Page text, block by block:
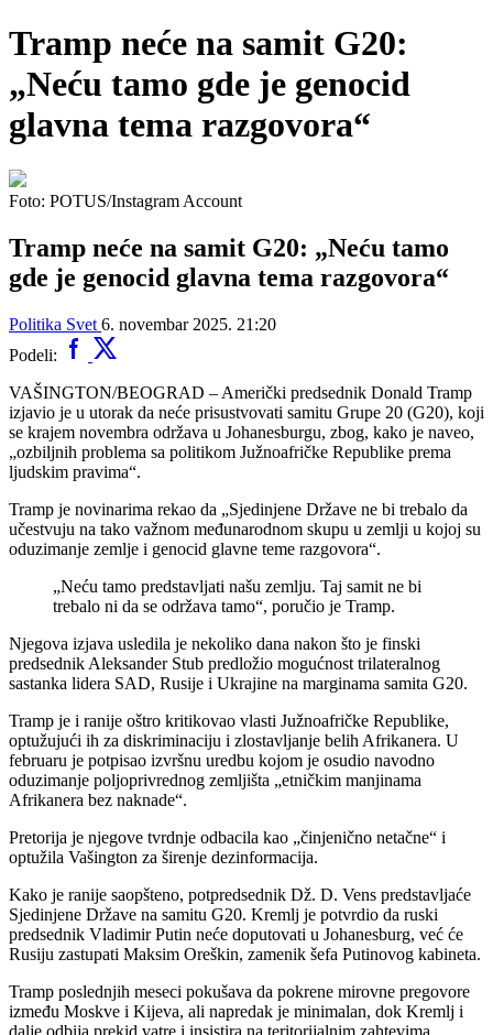
Tramp neće na samit G20:
„Neću tamo gde je genocid
glavna tema razgovora“
Foto: POTUS/Instagram Account
Tramp neće na samit G20: „Neću tamo
gde je genocid glavna tema razgovora“
Politika Svet 6. novembar 2025. 21:20
Podeli:
VAŠINGTON/BEOGRAD – Američki predsednik Donald Tramp
izjavio je u utorak da neće prisustvovati samitu Grupe 20 (G20), koji
se krajem novembra održava u Johanesburgu, zbog, kako je naveo,
„ozbiljnih problema sa politikom Južnoafričke Republike prema
ljudskim pravima“.
Tramp je novinarima rekao da „Sjedinjene Države ne bi trebalo da
učestvuju na tako važnom međunarodnom skupu u zemlji u kojoj su
oduzimanje zemlje i genocid glavne teme razgovora“.
„Neću tamo predstavljati našu zemlju. Taj samit ne bi
trebalo ni da se održava tamo“, poručio je Tramp.
Njegova izjava usledila je nekoliko dana nakon što je finski
predsednik Aleksander Stub predložio mogućnost trilateralnog
sastanka lidera SAD, Rusije i Ukrajine na marginama samita G20.
Tramp je i ranije oštro kritikovao vlasti Južnoafričke Republike,
optužujući ih za diskriminaciju i zlostavljanje belih Afrikanera. U
februaru je potpisao izvršnu uredbu kojom je osudio navodno
oduzimanje poljoprivrednog zemljišta „etničkim manjinama
Afrikanera bez naknade“.
Pretorija je njegove tvrdnje odbacila kao „činjenično netačne“ i
optužila Vašington za širenje dezinformacija.
Kako je ranije saopšteno, potpredsednik Dž. D. Vens predstavljaće
Sjedinjene Države na samitu G20. Kremlj je potvrdio da ruski
predsednik Vladimir Putin neće doputovati u Johanesburg, već će
Rusiju zastupati Maksim Oreškin, zamenik šefa Putinovog kabineta.
Tramp poslednjih meseci pokušava da pokrene mirovne pregovore
između Moskve i Kijeva, ali napredak je minimalan, dok Kremlj i
dalje odbija prekid vatre i insistira na teritorijalnim zahtevima.